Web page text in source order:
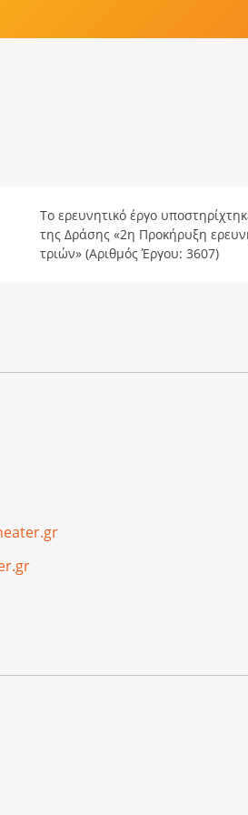
Το ερευνητικό έργο
της Δράσης «2η Προκήρυξη
τριών» (Αριθμός Έργου: 3607)